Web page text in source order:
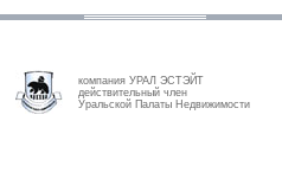
компания УРАЛ ЭСТЭЙТ
действительный член
Уральской Палаты Недвижимости